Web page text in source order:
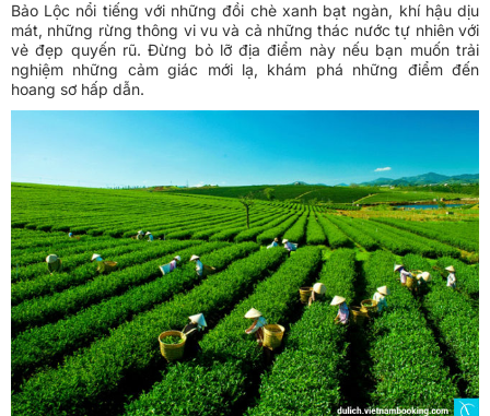
Bảo Lộc nổi tiếng với những đồi chè xanh bạt ngàn, khí hậu dịu
mát, những rừng thông vi vu và cả những thác nước tự nhiên với
vẻ đẹp quyến rũ. Đừng bỏ lỡ địa điểm này nếu bạn muốn trải
nghiệm những cảm giác mới lạ, khám phá những điểm đến
hoang sơ hấp dẫn.